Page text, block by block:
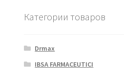
Категории товаров
Drmax
IBSA FARMACEUTICI